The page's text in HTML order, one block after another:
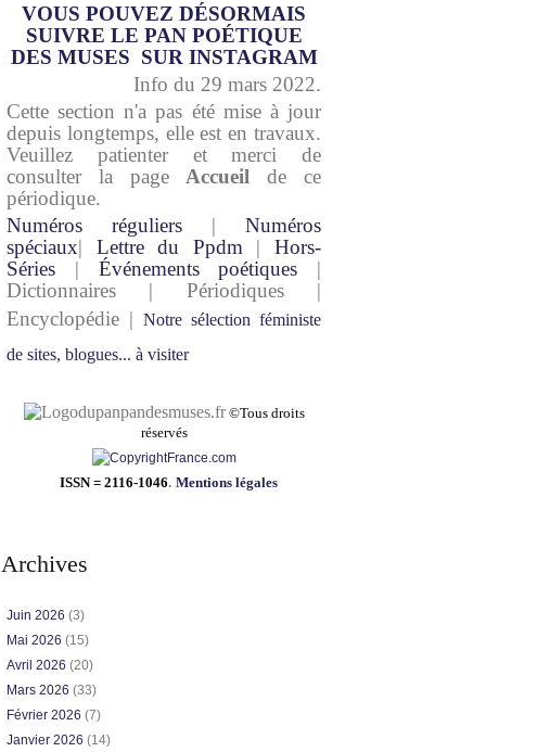
VOUS POUVEZ DÉSORMAIS
SUIVRE LE PAN POÉTIQUE
DES MUSES SUR INSTAGRAM
Info du 29 mars 2022.
Cette section n'a pas été mise à jour
depuis longtemps, elle est en travaux.
Veuillez patienter et merci de
consulter la page Accueil de ce
périodique.
Numéros réguliers | Numéros
spéciaux| Lettre du Ppdm |Hors-
Séries | Événements poétiques |
Dictionnaires | Périodiques |
Encyclopédie | Notre sélection féministe
de sites, blogues... à visiter
pandesmuses.fr ©Tous droits
réservés
ISSN = 2116-1046. Mentions légales
Archives
Juin 2026 (3)
Mai 2026 (15)
Avril 2026 (20)
Mars 2026 (33)
Février 2026 (7)
Janvier 2026 (14)